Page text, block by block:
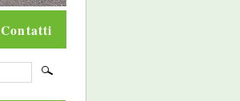
Contatti